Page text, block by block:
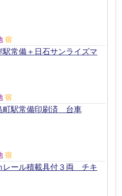
宿
常備＋日石サンライズマ
宿
駅常備印刷済 台車
宿
ール積載具付３両 チキ